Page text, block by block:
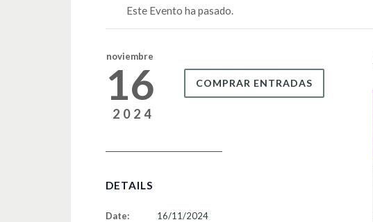
Este Evento ha pasado.
noviembre
16
2024
COMPRAR ENTRADAS
DETAILS
Date: 16/11/2024